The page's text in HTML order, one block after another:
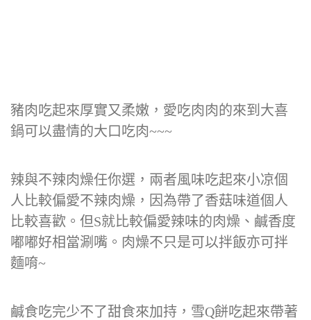
豬肉吃起來厚實又柔嫩，愛吃肉肉的來到大喜
鍋可以盡情的大口吃肉~~~
辣與不辣肉燥任你選，兩者風味吃起來小凉個
人比較偏愛不辣肉燥，因為帶了香菇味道個人
比較喜歡。但S就比較偏愛辣味的肉燥、鹹香度
嘟嘟好相當涮嘴。肉燥不只是可以拌飯亦可拌
麵唷~
鹹食吃完少不了甜食來加持，雪Q餅吃起來帶著